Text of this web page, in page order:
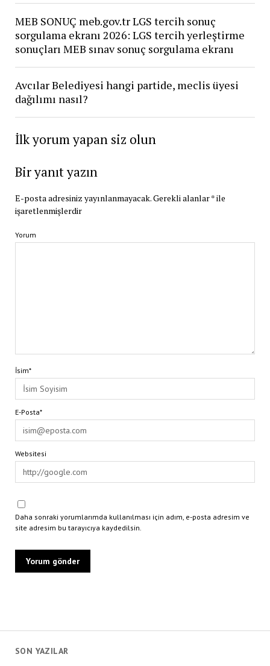
SON YAZILAR
MEB SONUÇ meb.gov.tr LGS tercih sonuç
sorgulama ekranı 2026: LGS tercih yerleştirme
sonuçları MEB sınav sonuç sorgulama ekranı
Avcılar Belediyesi hangi partide, meclis üyesi
dağılımı nasıl?
İlk yorum yapan siz olun
Bir yanıt yazın
E-posta adresiniz yayınlanmayacak.Gerekli alanlar*ile
işaretlenmişlerdir
Yorum
İsim*
E-Posta*
Websitesi
Daha sonraki yorumlarımda kullanılması için adım, e-posta adresim ve
site adresim bu tarayıcıya kaydedilsin.